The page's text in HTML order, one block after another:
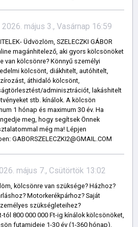
2026. május 3., Vasárnap 16:59
Üdvözlöm, SZELECZKI GÁBOR
magánhitelező, aki gyors kölcsönöket
van kölcsönre? Könnyű személyi
kölcsönt, diákhitelt, autóhitelt,
áthidaló kölcsönt,
adminisztrációt, lakáshitelt
stb. kínálok. A kölcsön
1 hónap és maximum 30 év. Ha
meg, hogy segítsek Önnek
még ma! Lépjen
GABORSZELECZKI2@GMAIL.COM
május 7., Csütörtök 13:02
kölcsönre van szüksége? Házhoz?
Motorkerékpárhoz? Saját
szükségleteihez?
800 000 000 Ft-ig kínálok kölcsönöket,
futamideje 1-30 év (1-360 hónap).